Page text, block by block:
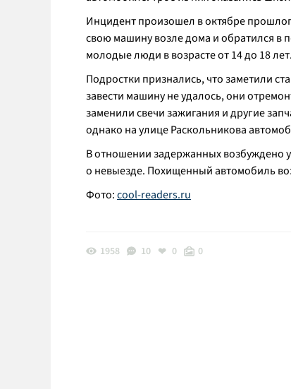
Инцидент произошел в октябре
свою машину возле дома и обратился в
молодые люди в возрасте от 14 до 18 лет.
Подростки признались, что заметили
завести машину не удалось, они
заменили свечи зажигания и другие
однако на улице Раскольникова
В отношении задержанных возбуждено
о невыезде. Похищенный автомобиль
Фото:cool-readers.ru
1958 10 0 0